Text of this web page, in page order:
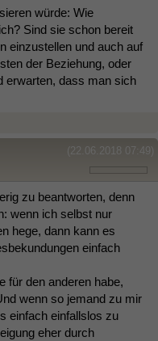
würde: Wie
Sind sie schon bereit
einzustellen und auch auf
der Beziehung, oder
erwarten, dass man sich
(22.06.2018 07:49)
zu beantworten, denn
wenn ich selbst nur
hege, dann kann es
einfach
für den anderen habe,
wenn so jemand zu mir
einfach einfallslos zu
eher durch